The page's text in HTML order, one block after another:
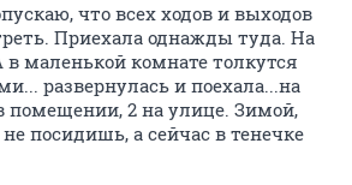
что всех ходов и выходов
Приехала однажды туда. На
маленькой комнате толкутся
развернулась и поехала...на
помещении, 2 на улице. Зимой,
посидишь, а сейчас в тенечке